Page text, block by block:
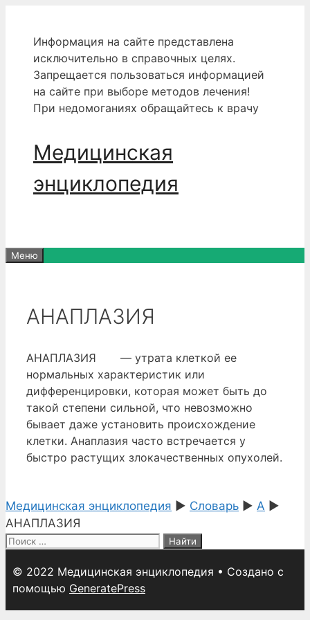
содержимому
Информация на сайте представлена
исключительно в справочных целях.
Запрещается пользоваться информацией
на сайте при выборе методов лечения!
При недомоганиях обращайтесь к врачу
Медицинская
энциклопедия
Меню
АНАПЛАЗИЯ
АНАПЛАЗИЯ — утрата клеткой ее
нормальных характеристик или
дифференцировки, которая может быть до
такой степени сильной, что невозможно
бывает даже установить происхождение
клетки. Анаплазия часто встречается у
быстро растущих злокачественных опухолей.
Медицинская энциклопедия ► Словарь ► А ►
АНАПЛАЗИЯ
Поиск:
© 2022 Медицинская энциклопедия • Создано с
помощью GeneratePress